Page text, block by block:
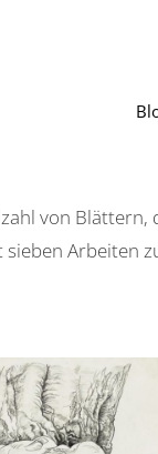
von
Arbeiten